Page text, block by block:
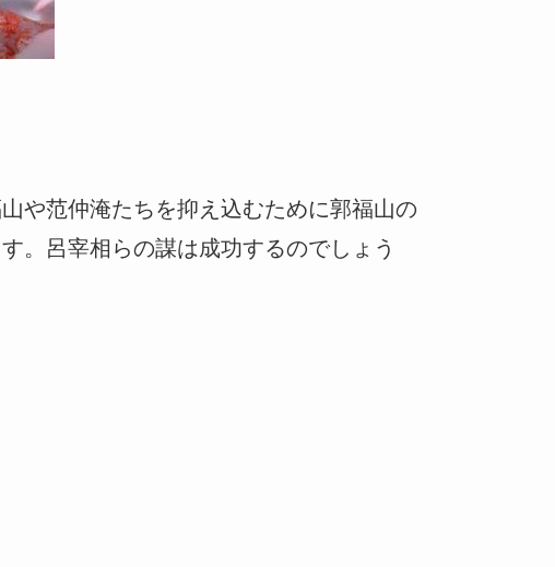
や范仲淹たちを抑え込むために郭福山の
。呂宰相らの謀は成功するのでしょう